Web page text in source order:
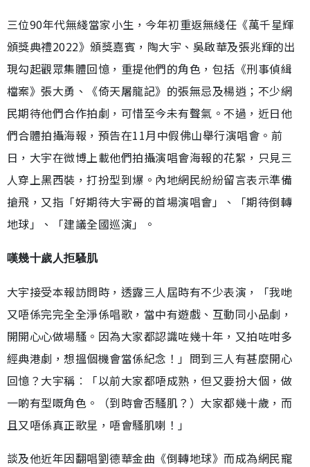
三位90年代無綫當家小生，今年初重返無綫任《萬千星輝
頒獎典禮2022》頒獎嘉賓，陶大宇、吳啟華及張兆輝的出
現勾起觀眾集體回憶，重提他們的角色，包括《刑事偵緝
檔案》張大勇、《倚天屠龍記》的張無忌及楊逍；不少網
民期待他們合作拍劇，可惜至今未有聲氣。不過，近日他
們合體拍攝海報，預告在11月中假佛山舉行演唱會。前
日，大宇在微博上載他們拍攝演唱會海報的花絮，只見三
人穿上黑西裝，打扮型到爆。內地網民紛紛留言表示準備
搶飛，又指「好期待大宇哥的首場演唱會」、「期待倒轉
地球」、「建議全國巡演」。
嘆幾十歲人拒騷肌
大宇接受本報訪問時，透露三人屆時有不少表演，「我哋
又唔係完完全全淨係唱歌，當中有遊戲、互動同小品劇，
開開心心做場騷。因為大家都認識咗幾十年，又拍咗咁多
經典港劇，想搵個機會當係紀念！」問到三人有甚麼開心
回憶？大宇稱︰「以前大家都唔成熟，但又要扮大個，做
一啲有型嘅角色。（到時會否騷肌？）大家都幾十歲，而
且又唔係真正歌星，唔會騷肌喇！」
談及他近年因翻唱劉德華金曲《倒轉地球》而成為網民寵